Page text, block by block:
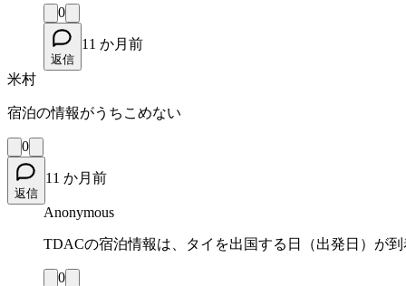
0
返信
11 か月前
米村
宿泊の情報がうちこめない
0
返信
11 か月前
Anonymous
TDACの宿泊情報は、タイを出国する日（出発日）が
0